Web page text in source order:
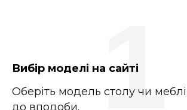
Вибір моделі на сайті
Оберіть модель столу чи
до вподоби.
1